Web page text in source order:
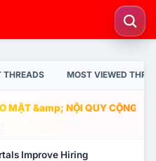
THREADS MOST VIEWED
MẬT &amp; NỘI QUY CỘNG
Improve Hiring